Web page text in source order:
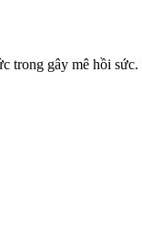
gây mê hồi